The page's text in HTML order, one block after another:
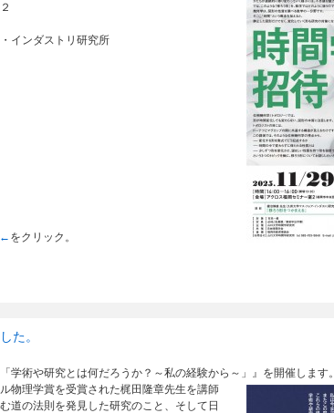
ンダストリ研究所
をクリック。
た。
学術や研究とは何だろうか？～私の経験から～」』を開催します。
物理学賞を受賞された梶田隆章先生を講師
道の法則を発見した研究のこと、そして日